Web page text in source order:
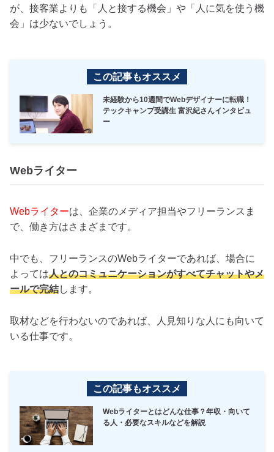
が、接客業よりも「人と接する機会」や「人に気を使う機
会」は少ないでしょう。
この記事もオススメ
未経験から10週間でWebデザイナーに転職！
テックキャンプ受講生 富沢紀さんインタビュ
ー
Webライター
Webライターは、企業のメディア担当やフリーランスま
で、働き方はさまざまです。
中でも、フリーランスのWebライターであれば、場合に
よっては人とのコミュニケーションがすべてチャットやメ
ールで完結します。
取材などを行わないのであれば、人見知りな人にも向いて
いる仕事です。
この記事もオススメ
Webライターとはどんな仕事？年収・向いて
る人・必要なスキルなどを解説